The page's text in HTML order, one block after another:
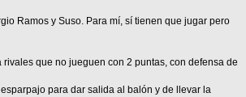
Ramos y Suso. Para mí, sí tienen que jugar pero
que no jueguen con 2 puntas, con defensa de
para dar salida al balón y de llevar la